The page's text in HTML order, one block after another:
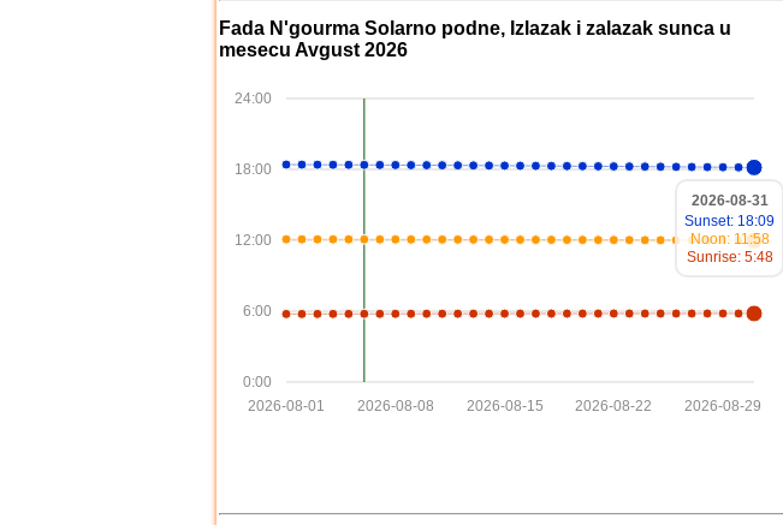
Fada N'gourma Solarno podne, Izlazak i zalazak sunca u
mesecu Avgust 2026
0:00
6:00
12:00
18:00
24:00
2026-08-29
2026-08-22
2026-08-15
2026-08-08
2026-08-01
2026-08-31
Sunset: 18:09
Noon: 11:58
Sunrise: 5:48